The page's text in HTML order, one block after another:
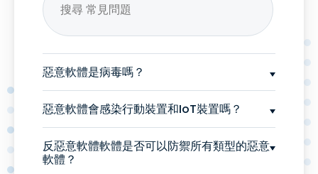
惡意軟體是病毒嗎？
惡意軟體會感染行動裝置和IoT裝置嗎？
反惡意軟體軟體是否可以防禦所有類型的惡意
軟體？